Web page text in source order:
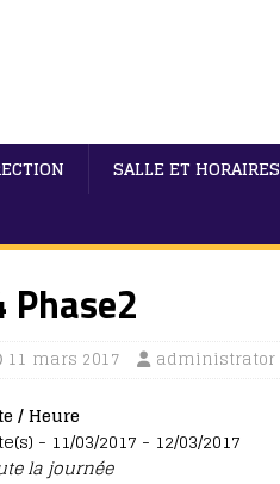
SALLE ET HORAIRES
Phase2
11 mars 2017 administrator
/ Heure
- 11/03/2017 - 12/03/2017
la journée